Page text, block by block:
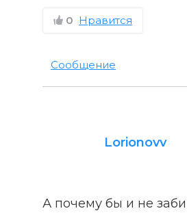
0 Нравится
Сообщение
Lorionovv
А почему бы и не